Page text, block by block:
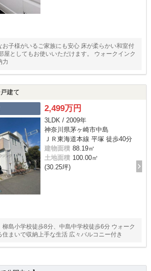
お子様がいるご家族にも安心 床が柔らかい和室付
屋としてもお使いいただけます。 ウォークインク
力
建て
2,499万円
3LDK / 2009年
神奈川県茅ヶ崎市中島
ＪＲ東海道本線 平塚 徒歩40分
建物面積 88.19㎡
土地面積 100.00㎡
(30.25坪)
島小学校徒歩8分、中島中学校徒歩6分 ウォーク
住まいで収納上手な生活 広々バルコニー付き